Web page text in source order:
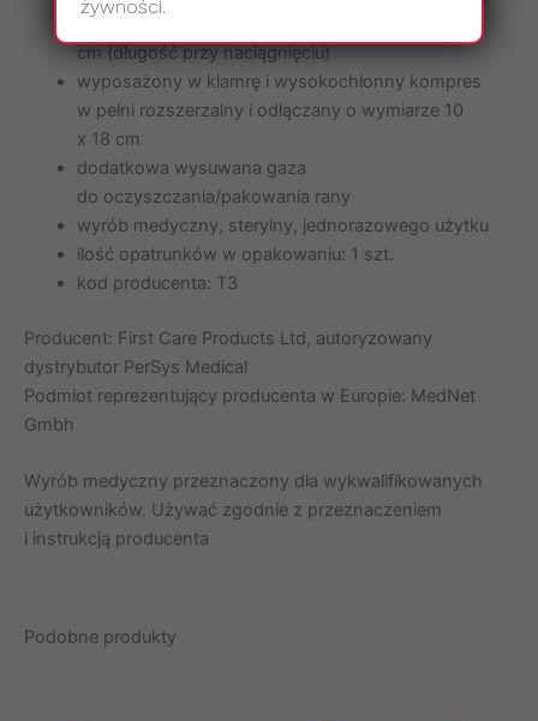
/ 160 cm (długość bez naciągnięcia) / 370
cm (długość przy naciągnięciu)
wyposażony w klamrę i wysokochłonny kompres
w pełni rozszerzalny i odłączany o wymiarze 10
x 18 cm
dodatkowa wysuwana gaza
do oczyszczania/pakowania rany
wyrób medyczny, sterylny, jednorazowego użytku
ilość opatrunków w opakowaniu: 1 szt.
kod producenta: T3
Producent: First Care Products Ltd, autoryzowany
dystrybutor PerSys Medical
Podmiot reprezentujący producenta w Europie: MedNet
Gmbh
Wyrób medyczny przeznaczony dla wykwalifikowanych
użytkowników. Używać zgodnie z przeznaczeniem
i instrukcją producenta
Podobne produkty
żywności.